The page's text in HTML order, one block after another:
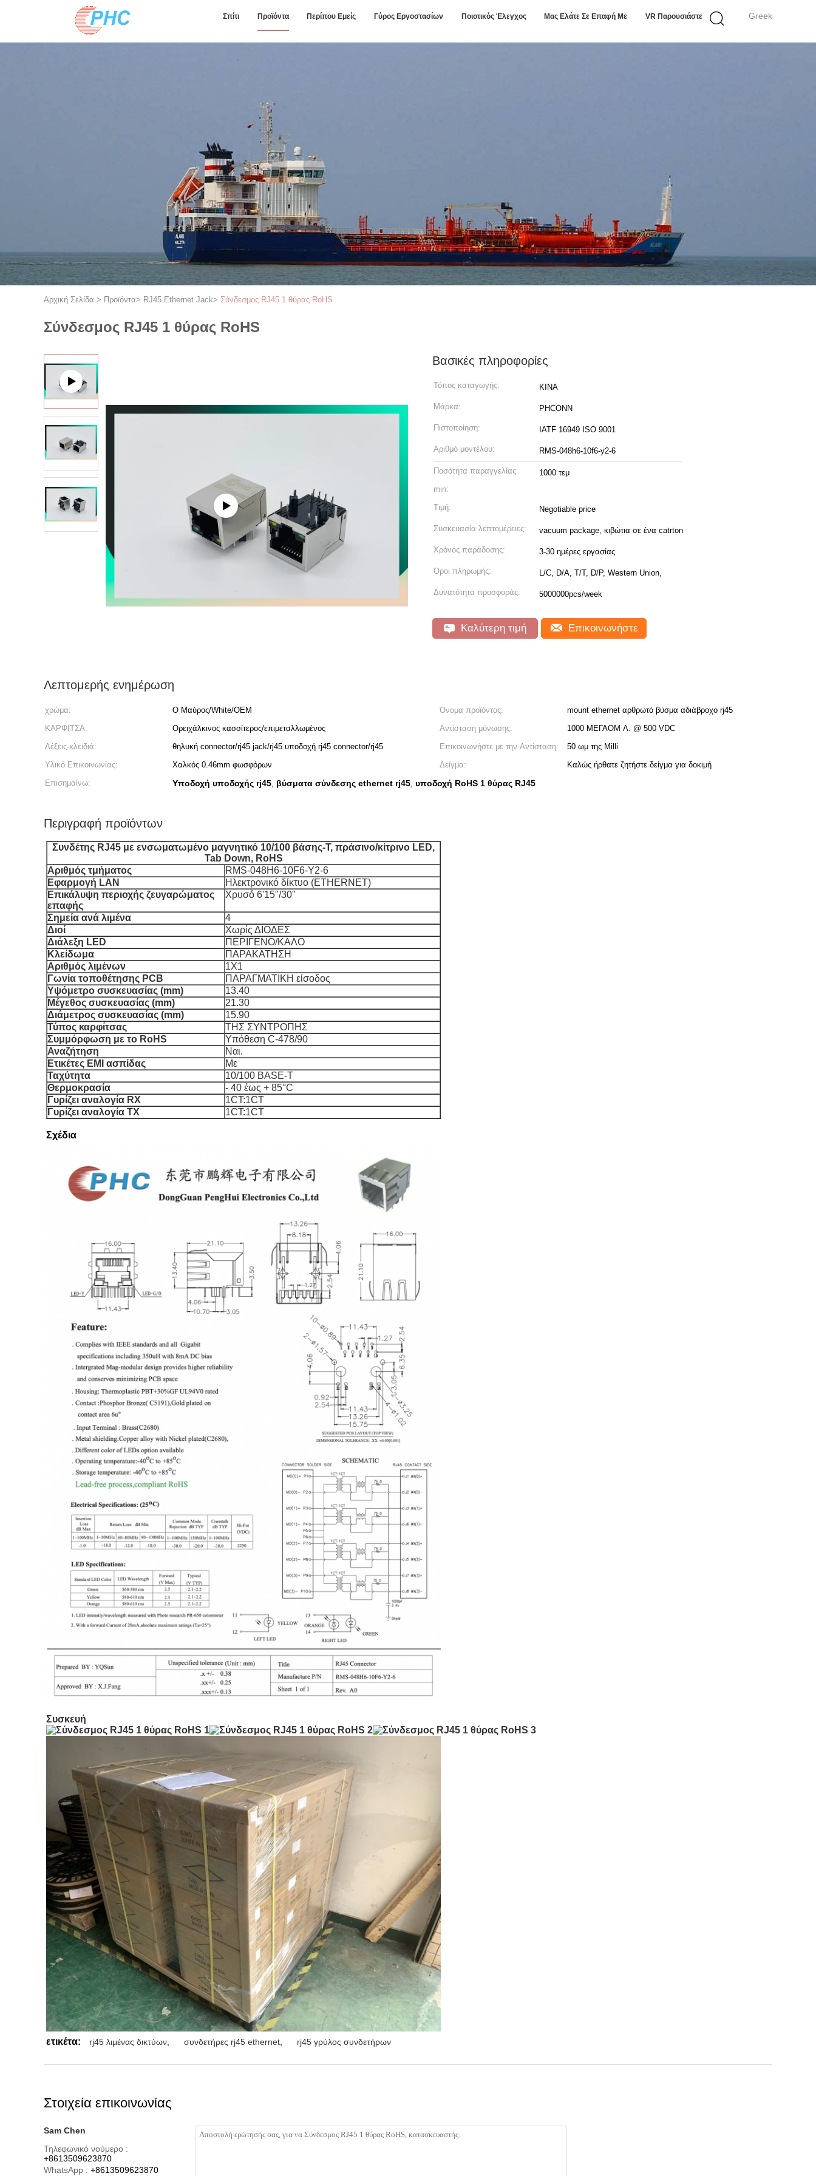
Greek
Σπίτι Προϊόντα Περίπου Εμείς Γύρος Εργοστασίων Ποιοτικός Έλεγχος Μας Ελάτε Σε Επαφή Με VR Παρουσιάστε
Αρχική Σελίδα > Προϊόντα> RJ45 Ethernet Jack> Σύνδεσμος RJ45 1 θύρας RoHS
Σύνδεσμος RJ45 1 θύρας RoHS
Βασικές πληροφορίες
Τόπος καταγωγής: ΚΙΝΑ
Μάρκα: PHCONN
Πιστοποίηση: IATF 16949 ISO 9001
Αριθμό μοντέλου: RMS-048h6-10f6-y2-6
Ποσότητα παραγγελίας
min:
1000 τεμ
Τιμή: Negotiable price
Συσκευασία λεπτομέρειες: vacuum package, κιβώτια σε ένα catrton
Χρόνος παράδοσης: 3-30 ημέρες εργασίας
Όροι πληρωμής: L/C, D/A, T/T, D/P, Western Union,
Δυνατότητα προσφοράς: 5000000pcs/week
Καλύτερη τιμή Επικοινωνήστε
Λεπτομερής ενημέρωση
χρώμα: Ο Μαύρος/White/OEM Όνομα προϊόντος:
mount ethernet αρθρωτό βύσμα αδιάβροχο rj45
ΚΑΡΦΙΤΣΑ:
Ορειχάλκινος κασσίτερος/επιμεταλλωμένος Αντίσταση μόνωσης:
1000 ΜΕΓΑΟΜ Λ. @ 500 VDC
Λέξεις-κλειδιά:
θηλυκή connector/rj45 jack/rj45 υποδοχή rj45 connector/rj45 Επικοινωνήστε με την Αντίσταση:
50 ωμ της Milli
Υλικό Επικοινωνίας:
Χαλκός 0.46mm φωσφόρων Δείγμα:
Καλώς ήρθατε ζητήστε δείγμα για δοκιμή
Επισημαίνω:
Υποδοχή υποδοχής rj45, βύσματα σύνδεσης ethernet rj45, υποδοχή RoHS 1 θύρας RJ45
Περιγραφή προϊόντων
Συνδέτης RJ45 με ενσωματωμένο μαγνητικό 10/100 βάσης-T, πράσινο/κίτρινο LED,
Tab Down, RoHS
Αριθμός τμήματος
RMS-048H6-10F6-Y2-6
Εφαρμογή LAN
Ηλεκτρονικό δίκτυο (ETHERNET)
Επικάλυψη περιοχής ζευγαρώματος
επαφής
Χρυσό 6'15"/30"
Σημεία ανά λιμένα
4
Διοί
Χωρίς ΔΙΟΔΕΣ
Διάλεξη LED
ΠΕΡΙΓΕΝΟ/ΚΑΛΟ
Κλείδωμα
ΠΑΡΑΚΑΤΗΣΗ
Αριθμός λιμένων
1X1
Γωνία τοποθέτησης PCB
ΠΑΡΑΓΜΑΤΙΚΗ είσοδος
Υψόμετρο συσκευασίας (mm)
13.40
Μέγεθος συσκευασίας (mm)
21.30
Διάμετρος συσκευασίας (mm)
15.90
Τύπος καρφίτσας
ΤΗΣ ΣΥΝΤΡΟΠΗΣ
Συμμόρφωση με το RoHS
Υπόθεση C-478/90
Αναζήτηση
Ναι.
Ετικέτες EMI ασπίδας
Με
Ταχύτητα
10/100 BASE-T
Θερμοκρασία
- 40 έως + 85°C
Γυρίζει αναλογία RX
1CT:1CT
Γυρίζει αναλογία TX
1CT:1CT
Σχέδια
Συσκευή
ετικέτα: rj45 λιμένας δικτύων συνδετήρες rj45 ethernet rj45 γρύλος συνδετήρων
Στοιχεία επικοινωνίας
Sam Chen
Τηλεφωνικό νούμερο :
+8613509623870
WhatsApp : +8613509623870